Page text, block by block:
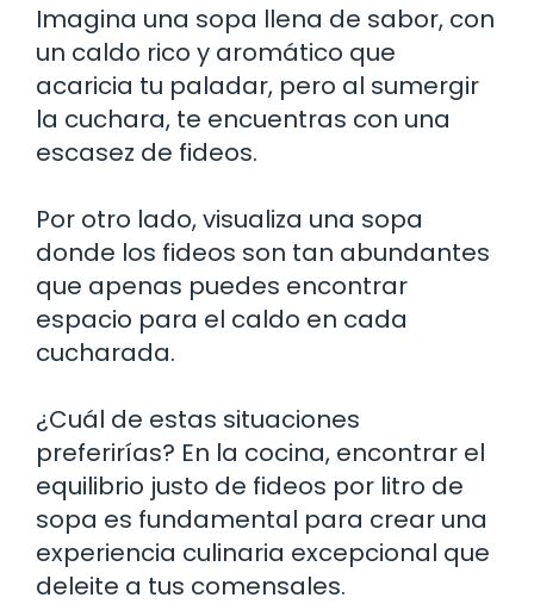
Imagina una sopa llena de sabor, con
un caldo rico y aromático que
acaricia tu paladar, pero al sumergir
la cuchara, te encuentras con una
escasez de fideos.
Por otro lado, visualiza una sopa
donde los fideos son tan abundantes
que apenas puedes encontrar
espacio para el caldo en cada
cucharada.
¿Cuál de estas situaciones
preferirías? En la cocina, encontrar el
equilibrio justo de fideos por litro de
sopa es fundamental para crear una
experiencia culinaria excepcional que
deleite a tus comensales.